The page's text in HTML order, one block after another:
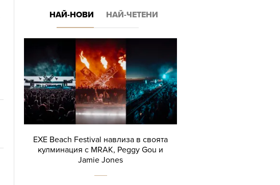
НАЙ-НОВИ НАЙ-ЧЕТЕНИ
EXE Beach Festival навлиза в своята
кулминация с MRAK, Peggy Gou и
Jamie Jones